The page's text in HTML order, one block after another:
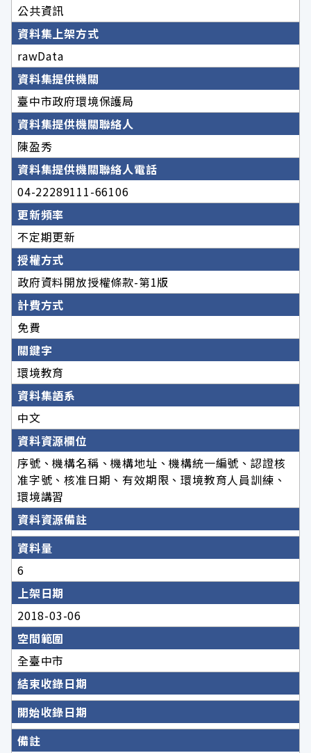
公共資訊
資料集上架方式
rawData
資料集提供機關
臺中市政府環境保護局
資料集提供機關聯絡人
陳盈秀
資料集提供機關聯絡人電話
04-22289111-66106
更新頻率
不定期更新
授權方式
政府資料開放授權條款-第1版
計費方式
免費
關鍵字
環境教育
資料集語系
中文
資料資源欄位
序號、機構名稱、機構地址、機構統一編號、認證核
准字號、核准日期、有效期限、環境教育人員訓練、
環境講習
資料資源備註
資料量
6
上架日期
2018-03-06
空間範圍
全臺中市
結束收錄日期
開始收錄日期
備註